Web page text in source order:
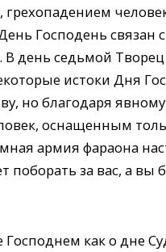
Господень связан
день седьмой
истоки Дня
но благодаря
оснащенным
армия фараона
поборать за вас, а вы
как о дне